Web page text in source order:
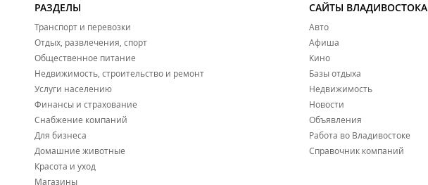
РАЗДЕЛЫ
Транспорт и перевозки
Отдых, развлечения, спорт
Общественное питание
Недвижимость, строительство и ремонт
Услуги населению
Финансы и страхование
Снабжение компаний
Для бизнеса
Домашние животные
Красота и уход
Магазины
САЙТЫ ВЛАДИВОСТОКА
Авто
Афиша
Кино
Базы отдыха
Недвижимость
Новости
Объявления
Работа во Владивостоке
Справочник компаний